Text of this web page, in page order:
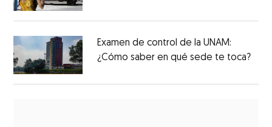
Examen de control de la UNAM:
¿Cómo saber en qué sede te toca?